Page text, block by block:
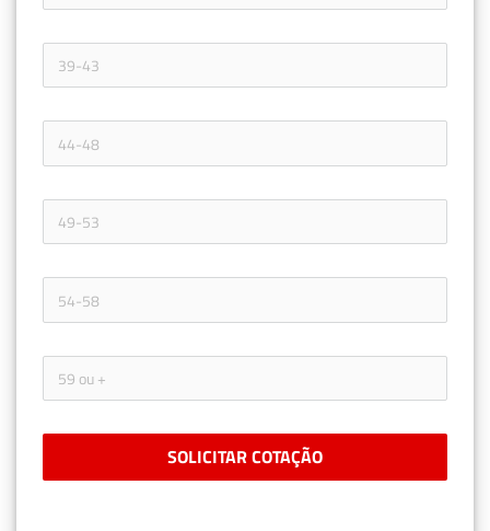
SOLICITAR COTAÇÃO